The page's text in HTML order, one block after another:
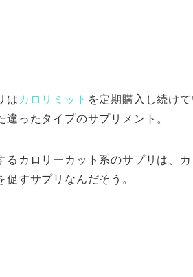
は カロリミット を定期購入し続け
違ったタイプのサプリメント。
るカロリーカット系のサプリは、
すサプリなんだそう。